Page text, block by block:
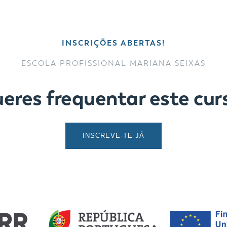
INSCRIÇÕES ABERTAS!
ESCOLA PROFISSIONAL MARIANA SEIXAS
frequentar este
INSCREVE-TE JÁ